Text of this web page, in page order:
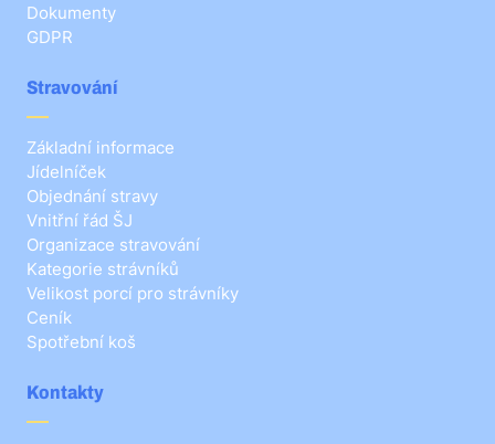
Dokumenty
GDPR
Stravování
Základní informace
Jídelníček
Objednání stravy
Vnitřní řád ŠJ
Organizace stravování
Kategorie strávníků
Velikost porcí pro strávníky
Ceník
Spotřební koš
Kontakty